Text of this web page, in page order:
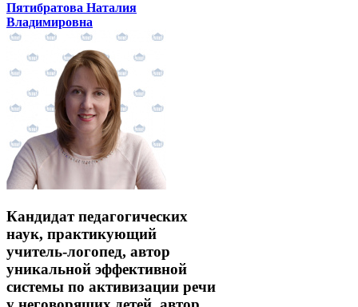
Пятибратова Наталия
Владимировна
Кандидат педагогических
наук, практикующий
учитель-логопед, автор
уникальной эффективной
системы по активизации речи